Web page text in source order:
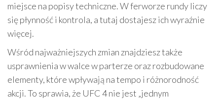
miejsce na popisy techniczne. W ferworze rundy liczy
się płynność i kontrola, a tutaj dostajesz ich wyraźnie
więcej.
Wśród najważniejszych zmian znajdziesz także
usprawnienia w walce w parterze oraz rozbudowane
elementy, które wpływają na tempo i różnorodność
akcji. To sprawia, że UFC 4 nie jest „jednym